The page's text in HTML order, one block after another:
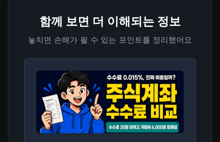
함께 보면 더 이해되는 정보
놓치면 손해가 될 수 있는 포인트를 정리했어요